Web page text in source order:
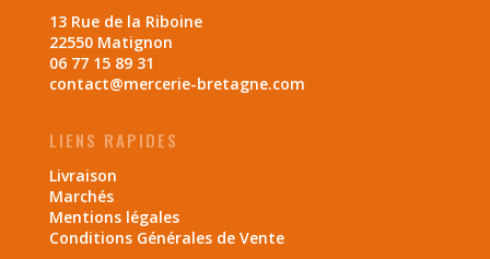
13 Rue de la Riboine
22550 Matignon
06 77 15 89 31
contact@mercerie-bretagne.com
LIENS RAPIDES
Livraison
Marchés
Mentions légales
Conditions Générales de Vente